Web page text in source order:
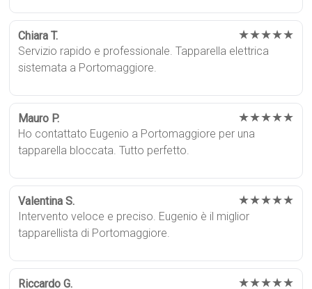
Chiara T. ★★★★★
Servizio rapido e professionale. Tapparella elettrica
sistemata a Portomaggiore.
Mauro P. ★★★★★
Ho contattato Eugenio a Portomaggiore per una
tapparella bloccata. Tutto perfetto.
Valentina S. ★★★★★
Intervento veloce e preciso. Eugenio è il miglior
tapparellista di Portomaggiore.
Riccardo G. ★★★★★